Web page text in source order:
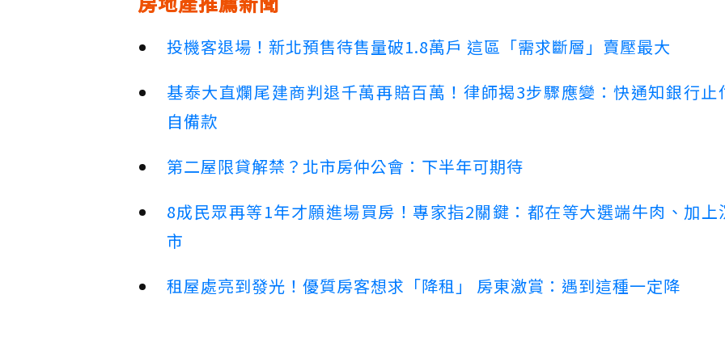
投機客退場！新北預售待售量破1.8萬戶 這區「需求斷層」賣壓最大
基泰大直爛尾建商判退千萬再賠百萬！律師揭3步驟應變：快通知銀行止
自備款
第二屋限貸解禁？北市房仲公會：下半年可期待
8成民眾再等1年才願進場買房！專家指2關鍵：都在等大選端牛肉、加上
市
租屋處亮到發光！優質房客想求「降租」 房東激賞：遇到這種一定降